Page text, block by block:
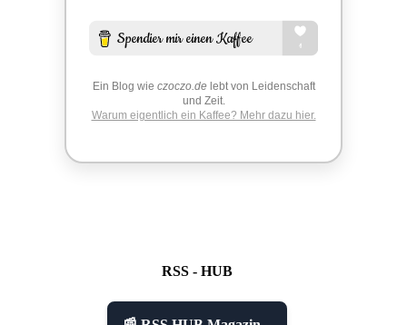
Ein Blog wie czoczo.delebt von Leidenschaft
und Zeit.
Warum eigentlich ein Kaffee? Mehr dazu hier.
RSS - HUB